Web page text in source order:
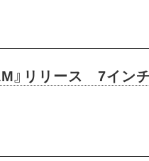
』リリース 7イン